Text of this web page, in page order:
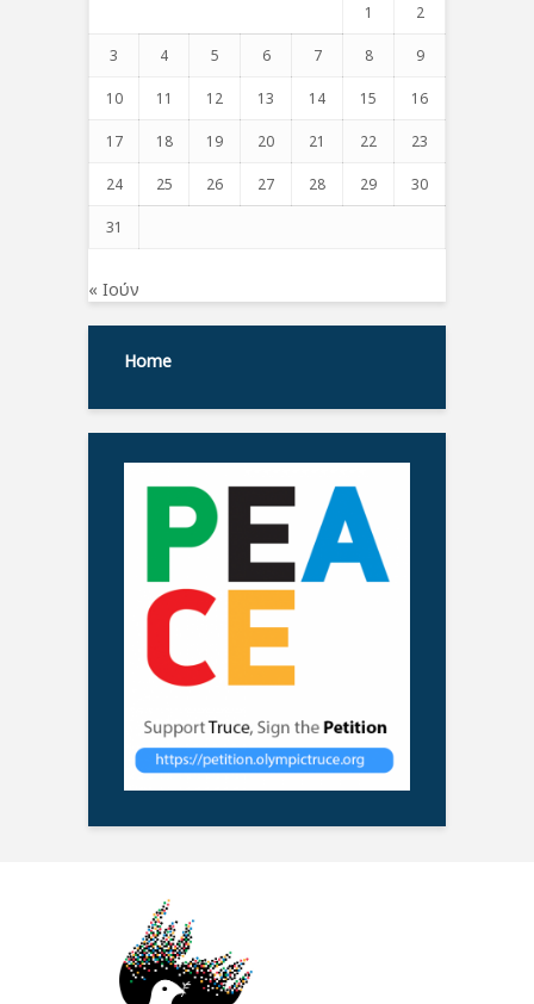
1 2
3 4 5 6 7 8 9
10 11 12 13 14 15 16
17 18 19 20 21 22 23
24 25 26 27 28 29 30
31
« Ιούν
Home